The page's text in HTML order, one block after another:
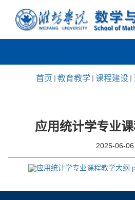
首页 教育教学 课程建设
应用统计学专业
2025-06-06
应用统计学专业课程教学大纲